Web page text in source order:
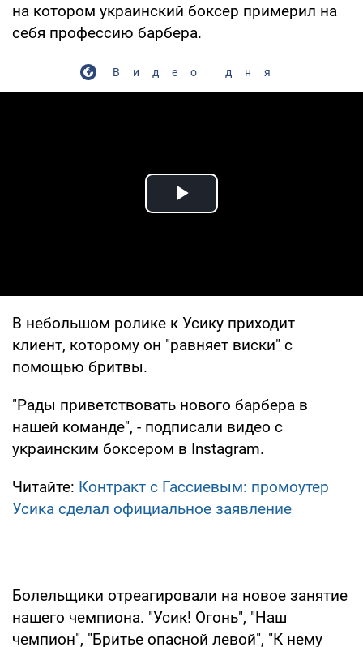
на котором украинский боксер примерил на
себя профессию барбера.
Видео дня
Play Video
В небольшом ролике к Усику приходит
клиент, которому он "равняет виски" с
помощью бритвы.
"Рады приветствовать нового барбера в
нашей команде", - подписали видео с
украинским боксером в Instagram.
Читайте: Контракт с Гассиевым: промоутер
Усика сделал официальное заявление
Болельщики отреагировали на новое занятие
нашего чемпиона. "Усик! Огонь", "Наш
чемпион", "Бритье опасной левой", "К нему